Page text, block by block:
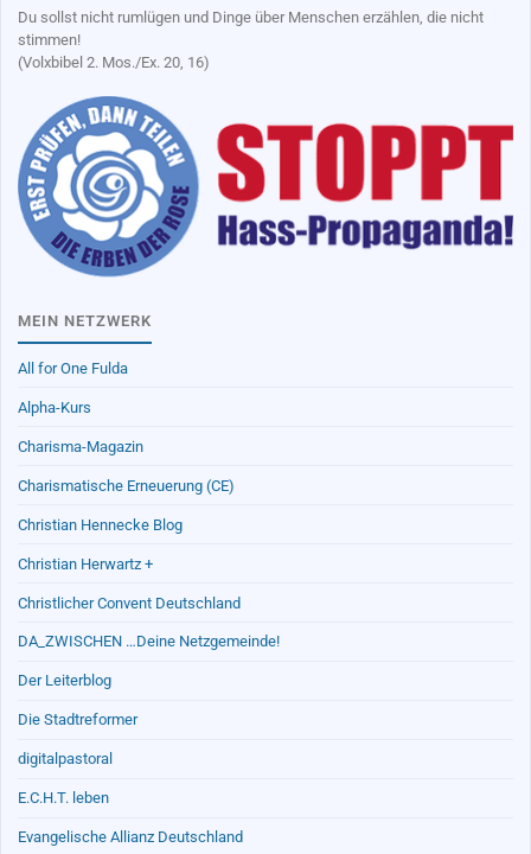
Du sollst nicht rumlügen und Dinge über Menschen erzählen, die nicht
stimmen!
(Volxbibel 2. Mos./Ex. 20, 16)
MEIN NETZWERK
All for One Fulda
Alpha-Kurs
Charisma-Magazin
Charismatische Erneuerung (CE)
Christian Hennecke Blog
Christian Herwartz +
Christlicher Convent Deutschland
DA_ZWISCHEN …Deine Netzgemeinde!
Der Leiterblog
Die Stadtreformer
digitalpastoral
E.C.H.T. leben
Evangelische Allianz Deutschland